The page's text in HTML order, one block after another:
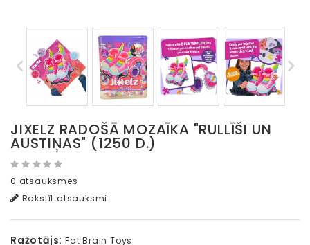
JIXELZ RADOŠĀ MOZAĪKA "RULLĪŠI UN
AUSTIŅAS" (1250 D.)
0 atsauksmes
Rakstīt atsauksmi
Ražotājs: Fat Brain Toys